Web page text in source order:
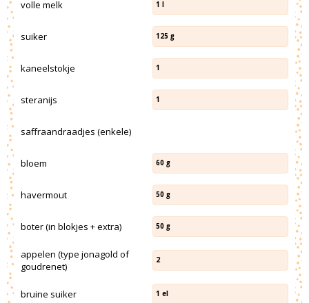
volle melk 1 l
suiker 125 g
kaneelstokje 1
steranijs 1
saffraandraadjes (enkele)
bloem 60 g
havermout 50 g
boter (in blokjes + extra) 50 g
appelen (type jonagold of
goudrenet)
2
bruine suiker 1 el